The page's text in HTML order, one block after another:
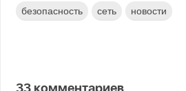
безопасность сеть новости